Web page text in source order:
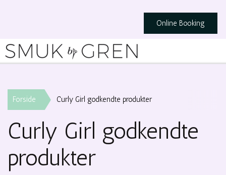
Online Booking
Forside Curly Girl godkendte produkter
Curly Girl godkendte
produkter